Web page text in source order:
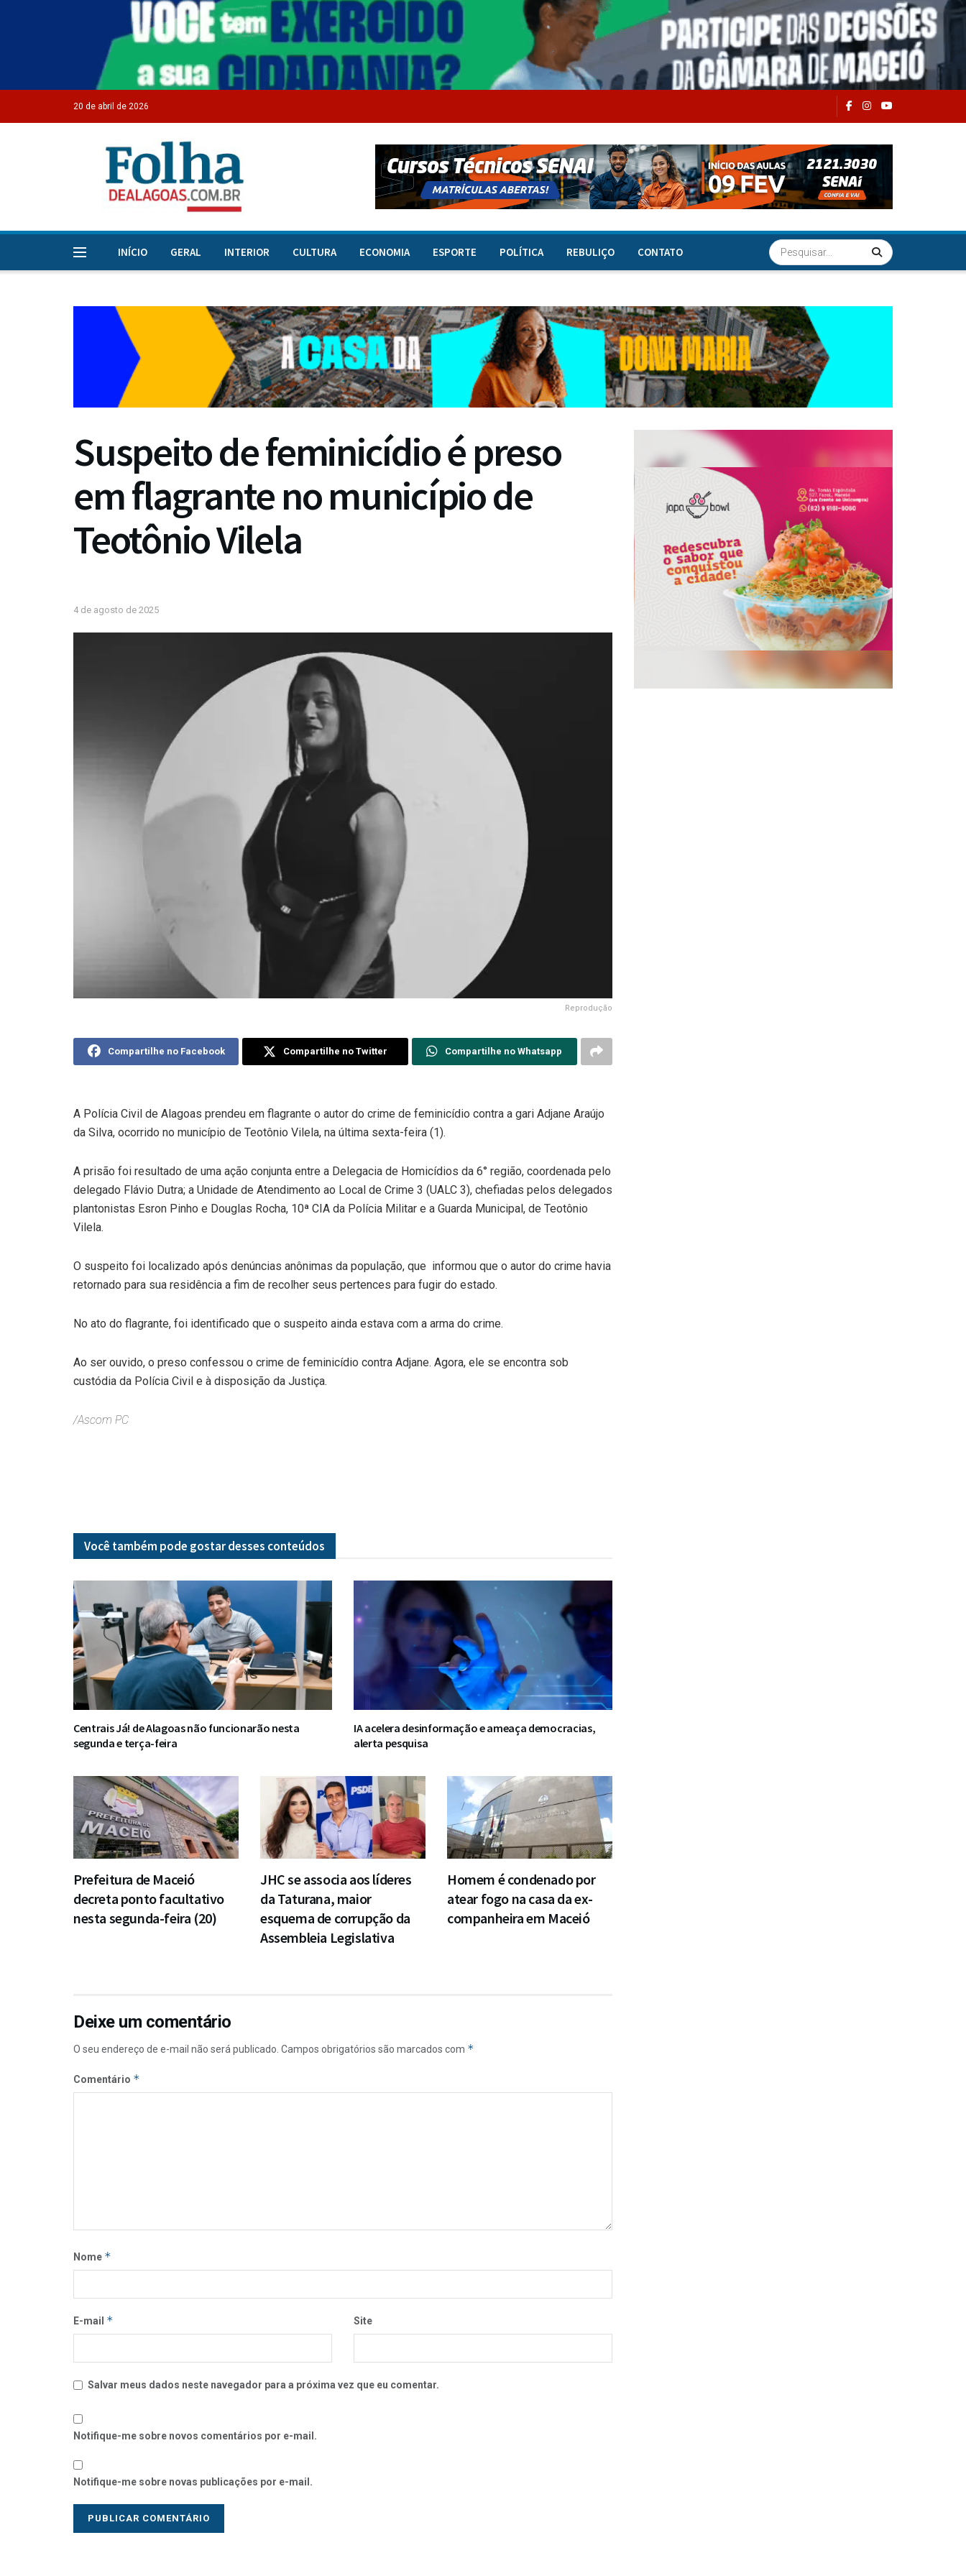
20 de abril de 2026
INÍCIO GERAL INTERIOR CULTURA ECONOMIA ESPORTE POLÍTICA REBULIÇO CONTATO
Suspeito de feminicídio é preso
em flagrante no município de
Teotônio Vilela
4 de agosto de 2025
Reprodução
Compartilhe no Facebook Compartilhe no Twitter Compartilhe no Whatsapp
A Polícia Civil de Alagoas prendeu em flagrante o autor do crime de feminicídio contra a gari Adjane Araújo
da Silva, ocorrido no município de Teotônio Vilela, na última sexta-feira (1).
A prisão foi resultado de uma ação conjunta entre a Delegacia de Homicídios da 6° região, coordenada pelo
delegado Flávio Dutra; a Unidade de Atendimento ao Local de Crime 3 (UALC 3), chefiadas pelos delegados
plantonistas Esron Pinho e Douglas Rocha, 10ª CIA da Polícia Militar e a Guarda Municipal, de Teotônio
Vilela.
O suspeito foi localizado após denúncias anônimas da população, que informou que o autor do crime havia
retornado para sua residência a fim de recolher seus pertences para fugir do estado.
No ato do flagrante, foi identificado que o suspeito ainda estava com a arma do crime.
Ao ser ouvido, o preso confessou o crime de feminicídio contra Adjane. Agora, ele se encontra sob
custódia da Polícia Civil e à disposição da Justiça.
/Ascom PC
Você também pode gostar desses conteúdos
Centrais Já! de Alagoas não funcionarão nesta
segunda e terça-feira
IA acelera desinformação e ameaça democracias,
alerta pesquisa
Prefeitura de Maceió
decreta ponto facultativo
nesta segunda-feira (20)
JHC se associa aos líderes
da Taturana, maior
esquema de corrupção da
Assembleia Legislativa
Homem é condenado por
atear fogo na casa da ex-
companheira em Maceió
Deixe um comentário
O seu endereço de e-mail não será publicado. Campos obrigatórios são marcados com *
Comentário *
Nome *
E-mail * Site
Salvar meus dados neste navegador para a próxima vez que eu comentar.
Notifique-me sobre novos comentários por e-mail.
Notifique-me sobre novas publicações por e-mail.